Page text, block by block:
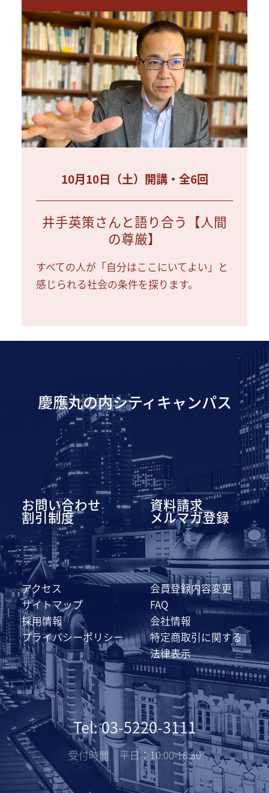
10月10日（土）開講・全6回
井手英策さんと語り合う【人間
の尊厳】
すべての人が「自分はここにいてよい」と
感じられる社会の条件を探ります。
慶應丸の内シティキャンパス
お問い合わせ 資料請求
割引制度 メルマガ登録
アクセス
会員登録内容変更
サイトマップ
FAQ
採用情報
会社情報
プライバシーポリシー
特定商取引に関する
法律表示
Tel: 03-5220-3111
受付時間 平日：10:00-18:30